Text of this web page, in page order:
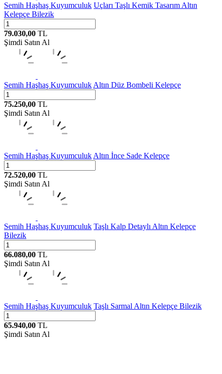
Semih Haşhaş Kuyumculuk Uçları Taşlı Kemik Tasarım Altın
Kelepçe Bilezik
79.030,00 TL
Şimdi Satın Al
Semih Haşhaş Kuyumculuk Altın Düz Bombeli Kelepçe
75.250,00 TL
Şimdi Satın Al
Semih Haşhaş Kuyumculuk Altın İnce Sade Kelepçe
72.520,00 TL
Şimdi Satın Al
Semih Haşhaş Kuyumculuk Taşlı Kalp Detaylı Altın Kelepçe
Bilezik
66.080,00 TL
Şimdi Satın Al
Semih Haşhaş Kuyumculuk Taşlı Sarmal Altın Kelepçe Bilezik
65.940,00 TL
Şimdi Satın Al